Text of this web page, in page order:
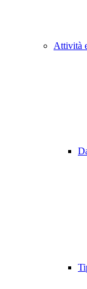
Attività